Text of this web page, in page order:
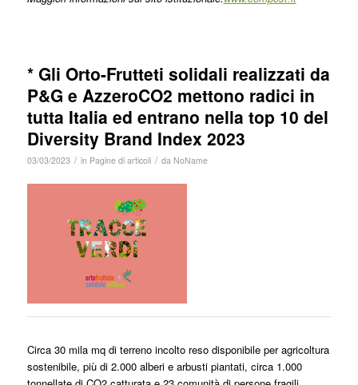
* Gli Orto-Frutteti solidali realizzati da
P&G e AzzeroCO2 mettono radici in
tutta Italia ed entrano nella top 10 del
Diversity Brand Index 2023
03/03/2023 / in Pagine di articoli / da NoName
Circa 30 mila mq di terreno incolto reso disponibile per agricoltura
sostenibile, più di 2.000 alberi e arbusti piantati, circa 1.000